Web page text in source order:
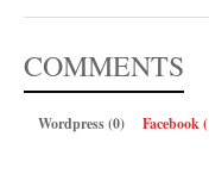
COMMENTS
Wordpress (0) Facebook (